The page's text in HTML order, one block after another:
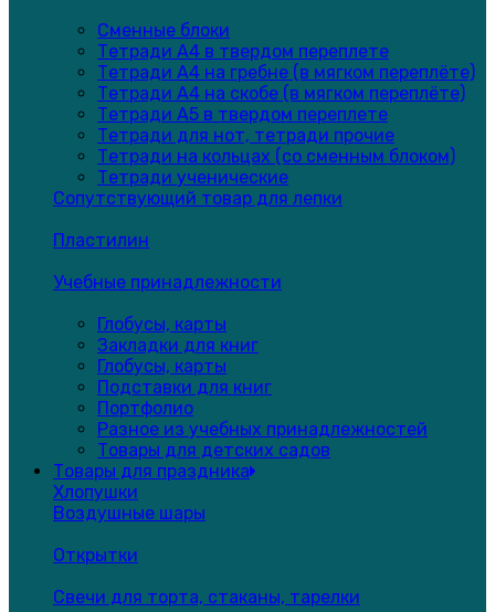
Сменные блоки
Тетради А4 в твердом переплете
Тетради А4 на гребне (в мягком переплёте)
Тетради А4 на скобе (в мягком переплёте)
Тетради А5 в твердом переплете
Тетради для нот, тетради прочие
Тетради на кольцах (со сменным блоком)
Тетради ученические
Сопутствующий товар для лепки
Пластилин
Учебные принадлежности
Глобусы, карты
Закладки для книг
Глобусы, карты
Подставки для книг
Портфолио
Разное из учебных принадлежностей
Товары для детских садов
Товары для праздника
Хлопушки
Воздушные шары
Открытки
Свечи для торта, стаканы, тарелки